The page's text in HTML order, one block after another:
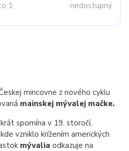
1 nedostupný
mincovne z nového cyklu
mainskej mývalej mačke.
spomína v 19. storočí,
vzniklo krížením amerických
mývalia odkazuje na